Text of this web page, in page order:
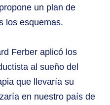
un plan de
los esquemas.
Ferber aplicó los
al sueño del
que llevaría su
en nuestro país de